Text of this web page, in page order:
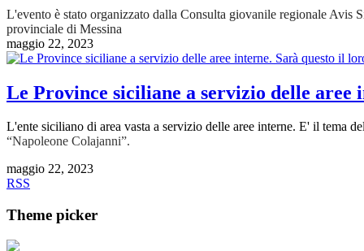
L'evento è stato organizzato dalla Consulta giovanile regionale
provinciale di Messina
maggio 22, 2023
Le Province siciliane a servizio delle
L'ente siciliano di area vasta a servizio delle aree interne. E' il tema
“Napoleone Colajanni”.
maggio 22, 2023
RSS
Theme picker